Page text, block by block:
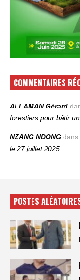
COMMENTAIRES
ALLAMAN Gérard
forestiers pour bâtir
NZANG NDONG dans
le 27 juillet 2025
POSTES